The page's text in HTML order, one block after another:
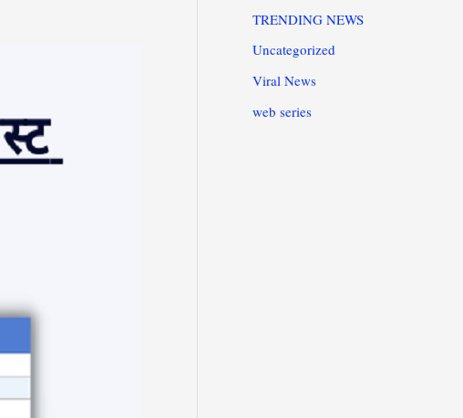
TRENDING NEWS
Uncategorized
Viral News
web series